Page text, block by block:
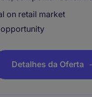
on retail market
Detalhes da Oferta